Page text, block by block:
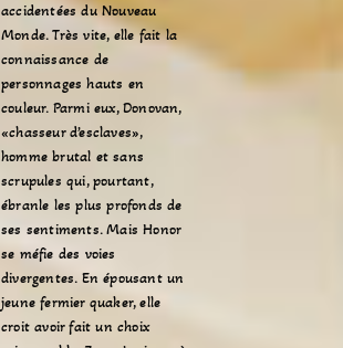
accidentées du Nouveau
Monde. Très vite, elle fait la
connaissance de
personnages hauts en
couleur. Parmi eux, Donovan,
«chasseur d’esclaves»,
homme brutal et sans
scrupules qui, pourtant,
ébranle les plus profonds de
ses sentiments. Mais Honor
se méfie des voies
divergentes. En épousant un
jeune fermier quaker, elle
croit avoir fait un choix